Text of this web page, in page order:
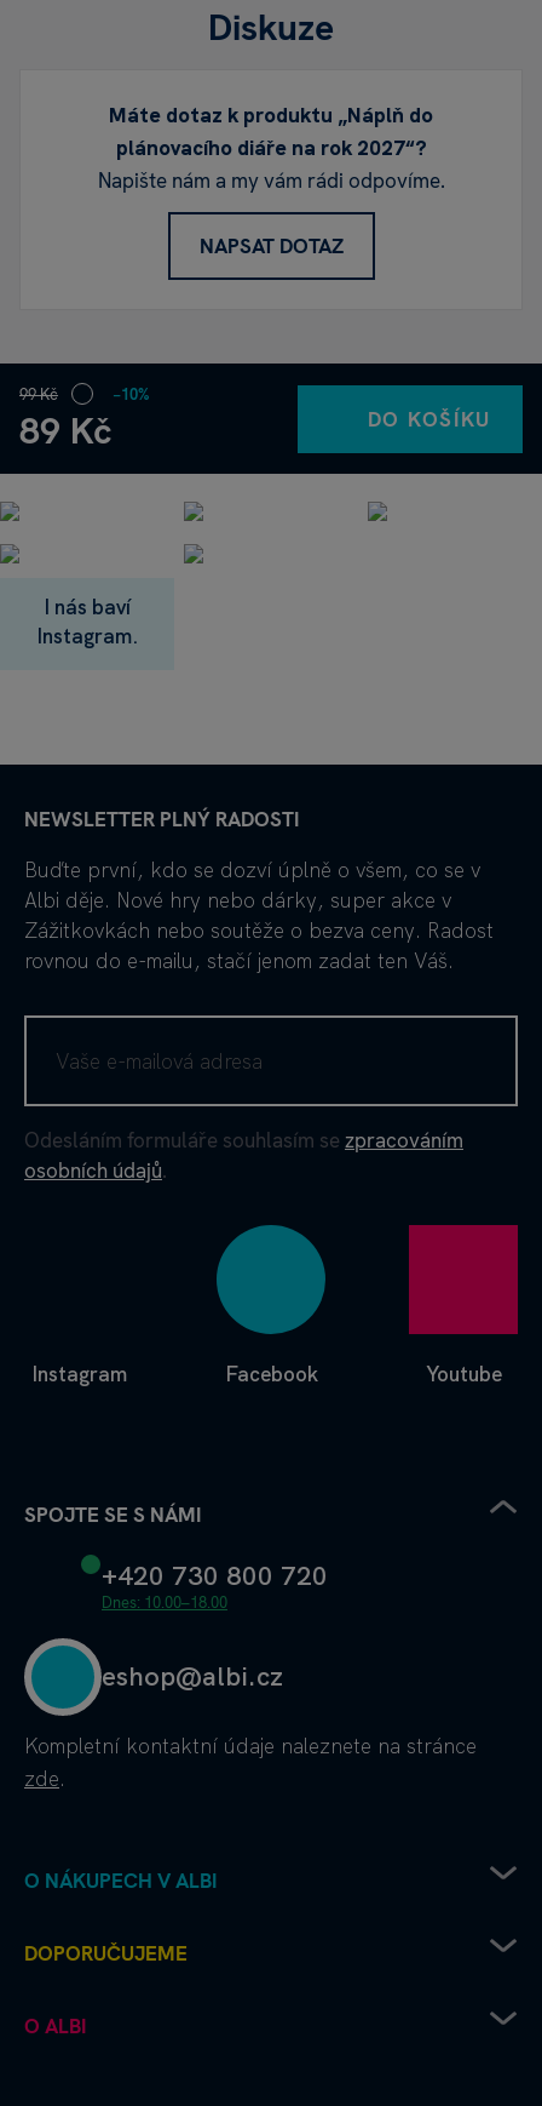
Diskuze
Máte dotaz k produktu „Náplň do
plánovacího diáře na rok 2027“?
Napište nám a my vám rádi odpovíme.
NAPSAT DOTAZ
99 Kč
89 Kč
−10%
DO KOŠÍKU
I nás baví
Instagram.
NEWSLETTER PLNÝ RADOSTI
Buďte první, kdo se dozví úplně o všem, co se v
Albi děje. Nové hry nebo dárky, super akce v
Zážitkovkách nebo soutěže o bezva ceny. Radost
rovnou do e-mailu, stačí jenom zadat ten Váš.
Odesláním formuláře souhlasím se zpracováním
osobních údajů.
Facebook
Instagram Youtube
SPOJTE SE S NÁMI
+420 730 800 720
Dnes: 10.00–18.00
eshop@albi.cz
Kompletní kontaktní údaje naleznete na stránce
zde.
O NÁKUPECH V ALBI
Ochrana osobních údajů
Platební metody
DOPORUČUJEME
Albi čtení pro radost
O ALBI